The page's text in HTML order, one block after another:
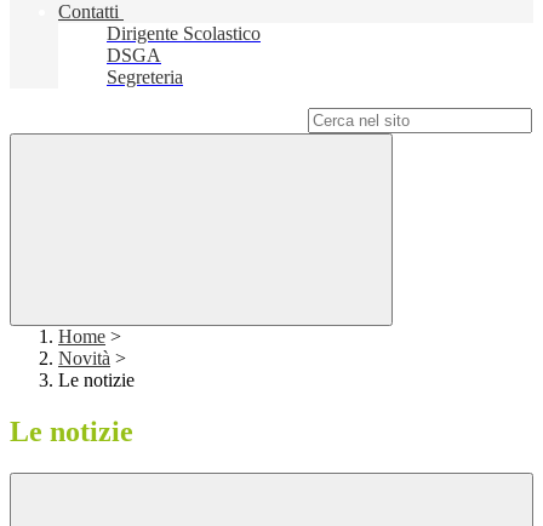
Contatti
Dirigente Scolastico
DSGA
Segreteria
Home >
Novità >
Le notizie
Le notizie